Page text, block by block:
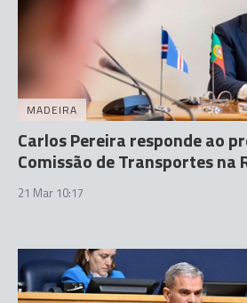
MADEIRA
Carlos Pereira responde ao
Comissão de Transportes na
21 Mar 10:17